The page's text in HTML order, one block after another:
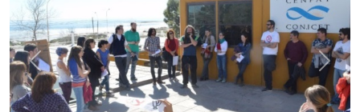
Anterior